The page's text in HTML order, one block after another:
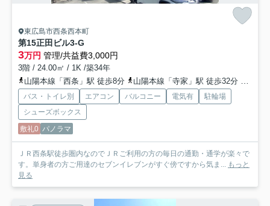
東広島市西条西本町
第15正田ビル3-G
3万円 管理/共益費3,000円
3階 / 24.00㎡ / 1K /築34年
山陽本線「西条」駅 徒歩8分
山陽本線「寺家」駅 徒歩32分
バス・トイレ別 エアコン バルコニー 電気有
駐輪場
シューズボックス
敷礼0 パノラマ
ＪＲ西条駅徒歩圏内なのでＪＲご利用の方の毎日の通勤・通学が楽々で
す。単身者の方ご用達のセブンイレブンがすぐ傍ですから気ま...
もっと
見る